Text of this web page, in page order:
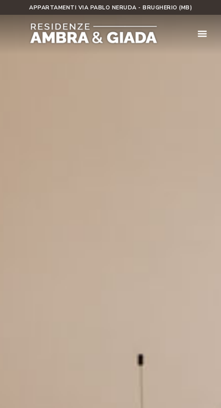
APPARTAMENTI VIA PABLO NERUDA - BRUGHERIO (MB)